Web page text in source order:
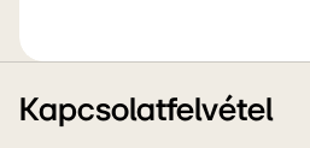
Kapcsolatfelvétel